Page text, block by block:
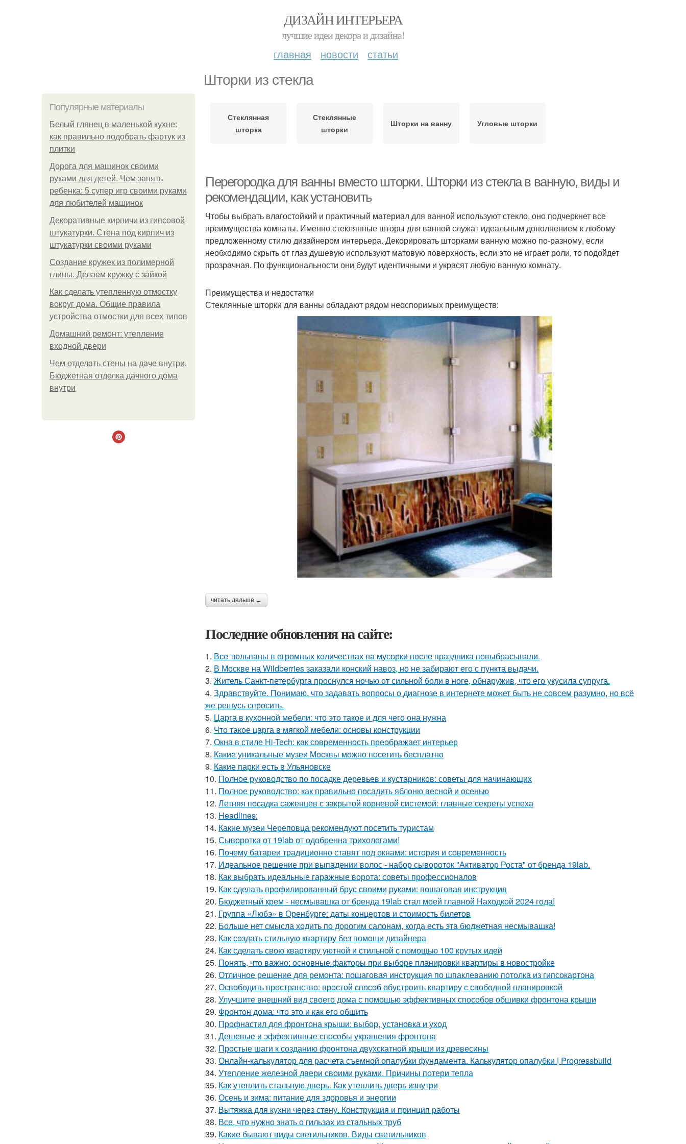
ДИЗАЙН ИНТЕРЬЕРА
лучшие идеи декора и дизайна!
главная новости статьи
Шторки из стекла
Популярные материалы
Белый глянец в маленькой кухне:
как правильно подобрать фартук из
плитки
Дорога для машинок своими
руками для детей. Чем занять
ребенка: 5 супер игр своими руками
для любителей машинок
Декоративные кирпичи из гипсовой
штукатурки. Стена под кирпич из
штукатурки своими руками
Создание кружек из полимерной
глины. Делаем кружку с зайкой
Как сделать утепленную отмостку
вокруг дома. Общие правила
устройства отмостки для всех типов
Домашний ремонт: утепление
входной двери
Чем отделать стены на даче внутри.
Бюджетная отделка дачного дома
внутри
Стеклянная
шторка
Стеклянные
шторки
Шторки на ванну Угловые шторки
Перегородка для ванны вместо шторки. Шторки из стекла в ванную, виды и
рекомендации, как установить
Чтобы выбрать влагостойкий и практичный материал для ванной используют стекло, оно подчеркнет все
преимущества комнаты. Именно стеклянные шторы для ванной служат идеальным дополнением к любому
предложенному стилю дизайнером интерьера. Декорировать шторками ванную можно по-разному, если
необходимо скрыть от глаз душевую используют матовую поверхность, если это не играет роли, то подойдет
прозрачная. По функциональности они будут идентичными и украсят любую ванную комнату.
Преимущества и недостатки
Стеклянные шторки для ванны обладают рядом неоспоримых преимуществ:
читать дальше →
Последние обновления на сайте:
1. Все тюльпаны в огромных количествах на мусорки после праздника повыбрасывали.
2. В Москве на Wildberries заказали конский навоз, но не забирают его с пункта выдачи.
3. Житель Санкт-петербурга проснулся ночью от сильной боли в ноге, обнаружив, что его укусила супруга.
4. Здравствуйте. Понимаю, что задавать вопросы о диагнозе в интернете может быть не совсем разумно, но всё
же решусь спросить.
5. Царга в кухонной мебели: что это такое и для чего она нужна
6. Что такое царга в мягкой мебели: основы конструкции
7. Окна в стиле Hi-Tech: как современность преображает интерьер
8. Какие уникальные музеи Москвы можно посетить бесплатно
9. Какие парки есть в Ульяновске
10. Полное руководство по посадке деревьев и кустарников: советы для начинающих
11. Полное руководство: как правильно посадить яблоню весной и осенью
12. Летняя посадка саженцев с закрытой корневой системой: главные секреты успеха
13. Headlines:
14. Какие музеи Череповца рекомендуют посетить туристам
15. Сыворотка от 19lab от одобренна трихологами!
16. Почему батареи традиционно ставят под окнами: история и современность
17. Идеальное решение при выпадении волос - набор сывороток "Активатор Роста" от бренда 19lab.
18. Как выбрать идеальные гаражные ворота: советы профессионалов
19. Как сделать профилированный брус своими руками: пошаговая инструкция
20. Бюджетный крем - несмывашка от бренда 19lab стал моей главной Находкой 2024 года!
21. Группа «Любэ» в Оренбурге: даты концертов и стоимость билетов
22. Больше нет смысла ходить по дорогим салонам, когда есть эта бюджетная несмывашка!
23. Как создать стильную квартиру без помощи дизайнера
24. Как сделать свою квартиру уютной и стильной с помощью 100 крутых идей
25. Понять, что важно: основные факторы при выборе планировки квартиры в новостройке
26. Отличное решение для ремонта: пошаговая инструкция по шпаклеванию потолка из гипсокартона
27. Освободить пространство: простой способ обустроить квартиру с свободной планировкой
28. Улучшите внешний вид своего дома с помощью эффективных способов обшивки фронтона крыши
29. Фронтон дома: что это и как его обшить
30. Профнастил для фронтона крыши: выбор, установка и уход
31. Дешевые и эффективные способы украшения фронтона
32. Простые шаги к созданию фронтона двухскатной крыши из древесины
33. Онлайн-калькулятор для расчета съемной опалубки фундамента. Калькулятор опалубки | Progressbuild
34. Утепление железной двери своими руками. Причины потери тепла
35. Как утеплить стальную дверь. Как утеплить дверь изнутри
36. Осень и зима: питание для здоровья и энергии
37. Вытяжка для кухни через стену. Конструкция и принцип работы
38. Все, что нужно знать о гильзах из стальных труб
39. Какие бывают виды светильников. Виды светильников